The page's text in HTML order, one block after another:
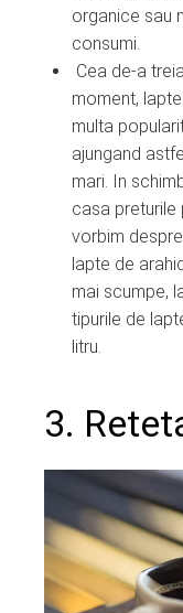
organice sau
consumi.
Cea de-a
moment,
multa
ajungand
mari. In
casa preturile
vorbim
lapte de
mai scumpe,
tipurile de
litru.
3.